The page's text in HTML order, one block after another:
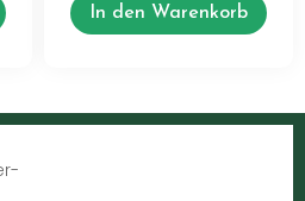
In den Warenkorb